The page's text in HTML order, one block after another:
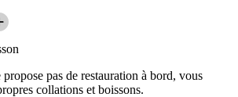
pas de restauration à bord, vous
collations et boissons.